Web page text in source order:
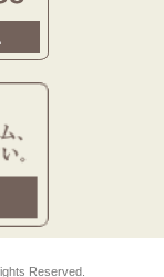
Reserved.